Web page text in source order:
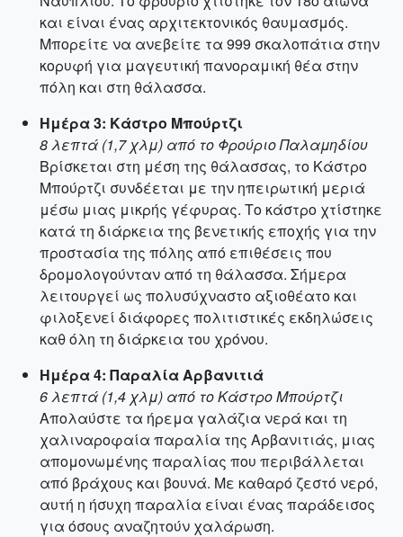
και είναι ένας αρχιτεκτονικός θαυμασμός.
Μπορείτε να ανεβείτε τα 999 σκαλοπάτια στην
κορυφή για μαγευτική πανοραμική θέα στην
πόλη και στη θάλασσα.
Ημέρα 3: Κάστρο Μπούρτζι
8 λεπτά (1,7 χλμ) από το Φρούριο Παλαμηδίου
Βρίσκεται στη μέση της θάλασσας, το Κάστρο
Μπούρτζι συνδέεται με την ηπειρωτική μεριά
μέσω μιας μικρής γέφυρας. Το κάστρο χτίστηκε
κατά τη διάρκεια της βενετικής εποχής για την
προστασία της πόλης από επιθέσεις που
δρομολογούνταν από τη θάλασσα. Σήμερα
λειτουργεί ως πολυσύχναστο αξιοθέατο και
φιλοξενεί διάφορες πολιτιστικές εκδηλώσεις
καθ όλη τη διάρκεια του χρόνου.
Ημέρα 4: Παραλία Αρβανιτιά
6 λεπτά (1,4 χλμ) από το Κάστρο Μπούρτζι
Απολαύστε τα ήρεμα γαλάζια νερά και τη
χαλιναροφαία παραλία της Αρβανιτιάς, μιας
απομονωμένης παραλίας που περιβάλλεται
από βράχους και βουνά. Με καθαρό ζεστό νερό,
αυτή η ήσυχη παραλία είναι ένας παράδεισος
για όσους αναζητούν χαλάρωση.